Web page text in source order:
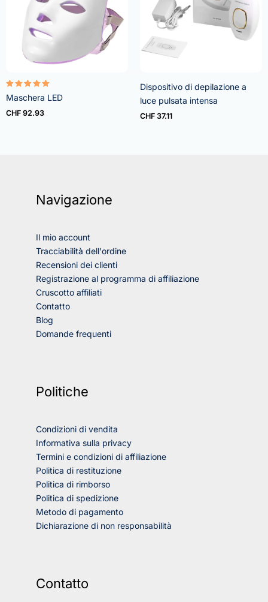
Rated
5.00
out of 5
Maschera LED
CHF 92.93
Dispositivo di depilazione a
luce pulsata intensa
CHF 37.11
Navigazione
Il mio account
Tracciabilità dell'ordine
Recensioni dei clienti
Registrazione al programma di affiliazione
Cruscotto affiliati
Contatto
Blog
Domande frequenti
Politiche
Condizioni di vendita
Informativa sulla privacy
Termini e condizioni di affiliazione
Politica di restituzione
Politica di rimborso
Politica di spedizione
Metodo di pagamento
Dichiarazione di non responsabilità
Contatto